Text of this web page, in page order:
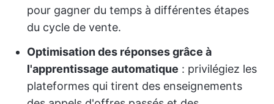
pour gagner du temps à différentes étapes
du cycle de vente.
Optimisation des réponses grâce à
l'apprentissage automatique : privilégiez les
plateformes qui tirent des enseignements